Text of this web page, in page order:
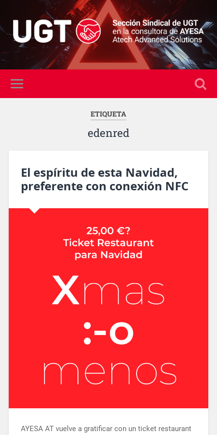
ETIQUETA
edenred
El espíritu de esta Navidad,
preferente con conexión NFC
AYESA AT vuelve a gratificar con un ticket restaurant